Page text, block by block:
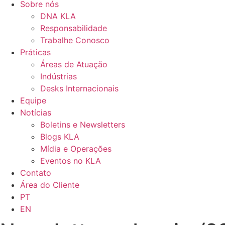
Sobre nós
DNA KLA
Responsabilidade
Trabalhe Conosco
Práticas
Áreas de Atuação
Indústrias
Desks Internacionais
Equipe
Notícias
Boletins e Newsletters
Blogs KLA
Mídia e Operações
Eventos no KLA
Contato
Área do Cliente
PT
EN